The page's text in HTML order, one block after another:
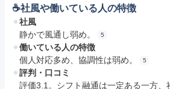
☕️社風や働いている人の特徴
社風
静かで風通し弱め。
5
働いている人の特徴
個人対応多め、協調性は弱め。
5
評判・口コミ
評価3.1。シフト融通は一定ある一方、